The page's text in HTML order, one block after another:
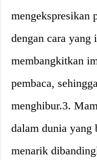
mengekspresikan
dengan cara
membangkitkan
pembaca,
menghibur.3.
dalam dunia yang
menarik